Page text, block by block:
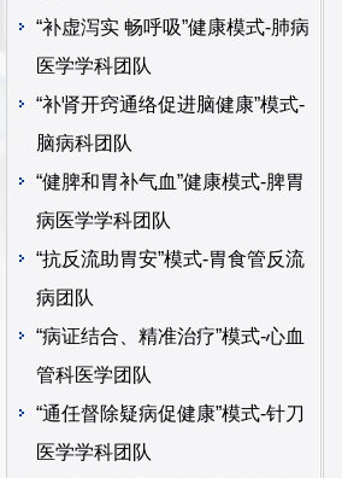
“补虚泻实 畅呼吸”健康模式-肺病
医学学科团队
“补肾开窍通络促进脑健康”模式-
脑病科团队
“健脾和胃补气血”健康模式-脾胃
病医学学科团队
“抗反流助胃安”模式-胃食管反流
病团队
“病证结合、精准治疗”模式-心血
管科医学团队
“通任督除疑病促健康”模式-针刀
医学学科团队